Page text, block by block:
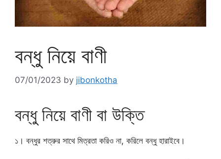
বন্ধু নিয়ে বাণী
07/01/2023 by jibonkotha
বন্ধু নিয়ে বাণী বা উক্তি
১। বন্ধুর শত্রুর সাথে মিত্রতা করিও না, করিলে বন্ধু হারাইবে।